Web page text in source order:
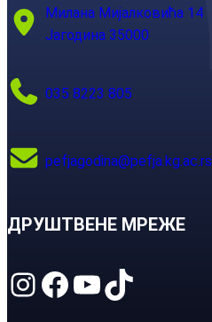
Милана Мијалковића 14
Јагодина 35000
035 8223 805
pefjagodina@pefja.kg.ac.rs
ДРУШТВЕНЕ МРЕЖЕ
Instagram Facebook YouTube TikTok